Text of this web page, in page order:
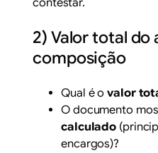
2) Valor total do
composição
Qual é ovalor
O documento
calculado
encargos)?